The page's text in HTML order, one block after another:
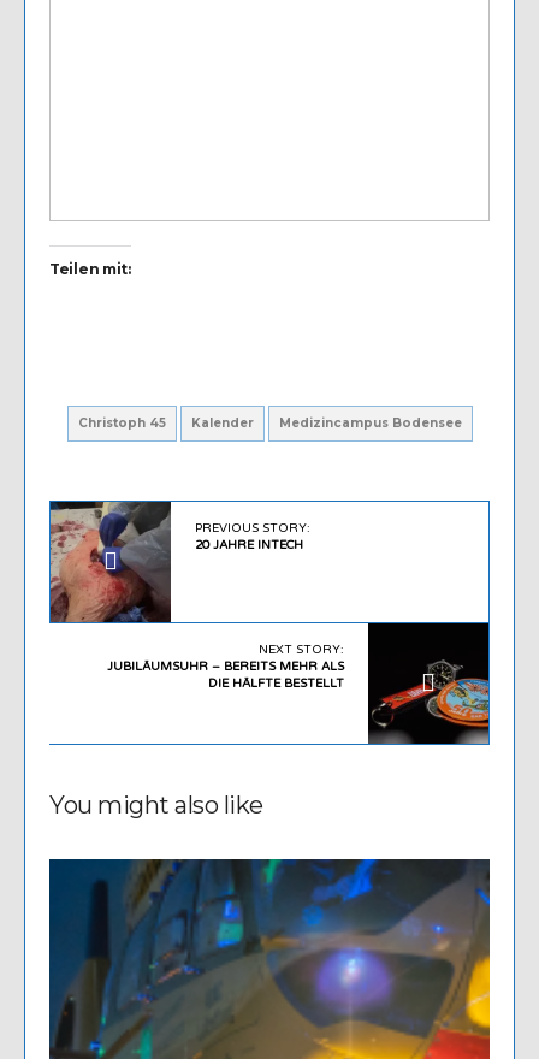
Teilen mit:
Christoph 45 Kalender Medizincampus Bodensee
PREVIOUS STORY:
20 JAHRE INTECH
NEXT STORY:
JUBILÄUMSUHR – BEREITS MEHR ALS
DIE HÄLFTE BESTELLT
You might also like